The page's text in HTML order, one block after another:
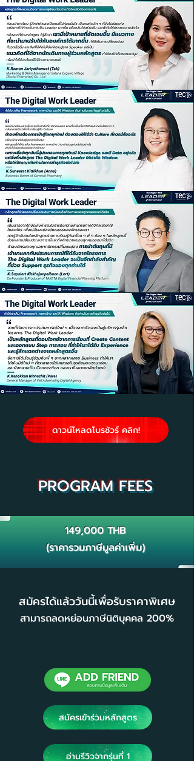
ดาวน์โหลดโบรชัวร์ คลิก!
PROGRAM FEES
149,000 THB
(ราคารวมภาษีมูลค่าเพิ่ม)
สมัครได้แล้ววันนี้เพื่อรับราคาพิเศษ
สามารถลดหย่อนภาษีนิติบุคคล 200%
สมัครเข้าร่วมหลักสูตร
อ่านรีวิวจากรุ่นที่ 1